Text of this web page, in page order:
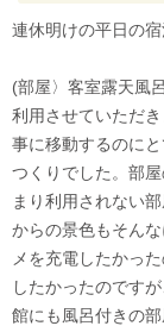
連休明けの平日の
(部屋〉客室露天風
利用させていただ
事に移動するのに
つくりでした。部
まり利用されない
からの景色もそん
メを充電したかっ
したかったのです
館にも風呂付きの